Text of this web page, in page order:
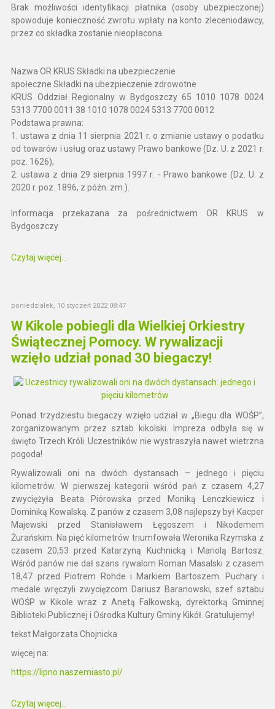
Brak możliwości identyfikacji płatnika (osoby ubezpieczonej)
spowoduje konieczność zwrotu wpłaty na konto zleceniodawcy,
przez co składka zostanie nieopłacona.
Nazwa OR KRUS Składki na ubezpieczenie
społeczne Składki na ubezpieczenie zdrowotne
KRUS Oddział Regionalny w Bydgoszczy 65 1010 1078 0024
5313 7700 0011 38 1010 1078 0024 5313 7700 0012
Podstawa prawna:
1. ustawa z dnia 11 sierpnia 2021 r. o zmianie ustawy o podatku
od towarów i usług oraz ustawy Prawo bankowe (Dz. U. z 2021 r.
poz. 1626),
2. ustawa z dnia 29 sierpnia 1997 r. - Prawo bankowe (Dz. U. z
2020 r. poz. 1896, z późn. zm.).
Informacja przekazana za pośrednictwem OR KRUS w
Bydgoszczy
Czytaj więcej...
poniedziałek, 10 styczeń 2022 08:47
W Kikole pobiegli dla Wielkiej Orkiestry
Świątecznej Pomocy. W rywalizacji
wzięło udział ponad 30 biegaczy!
Ponad trzydziestu biegaczy wzięło udział w „Biegu dla WOŚP”,
zorganizowanym przez sztab kikolski. Impreza odbyła się w
święto Trzech Króli. Uczestników nie wystraszyła nawet wietrzna
pogoda!
Rywalizowali oni na dwóch dystansach – jednego i pięciu
kilometrów. W pierwszej kategorii wśród pań z czasem 4,27
zwyciężyła Beata Piórowska przed Moniką Lenczkiewicz i
Dominiką Kowalską. Z panów z czasem 3,08 najlepszy był Kacper
Majewski przed Stanisławem Łęgoszem i Nikodemem
Żurańskim. Na pięć kilometrów triumfowała Weronika Rzymska z
czasem 20,53 przed Katarzyną Kuchnicką i Mariolą Bartosz.
Wśród panów nie dał szans rywalom Roman Masalski z czasem
18,47 przed Piotrem Rohde i Markiem Bartoszem. Puchary i
medale wręczyli zwycięzcom Dariusz Baranowski, szef sztabu
WOŚP w Kikole wraz z Anetą Falkowską, dyrektorką Gminnej
Biblioteki Publicznej i Ośrodka Kultury Gminy Kikół. Gratulujemy!
tekst Małgorzata Chojnicka
więcej na:
https://lipno.naszemiasto.pl/
Czytaj więcej...